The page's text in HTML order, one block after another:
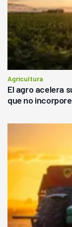
Agricultura
El agro acelera
que no